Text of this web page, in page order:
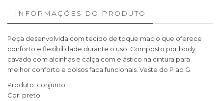
INFORMAÇÕES DO PRODUTO
Peça desenvolvida com tecido de toque macio que oferece
conforto e flexibilidade durante o uso. Composto por body
cavado com alcinhas e calça com elástico na cintura para
melhor conforto e bolsos faca funcionais. Veste do P ao G.
Produto: conjunto.
Cor: preto.